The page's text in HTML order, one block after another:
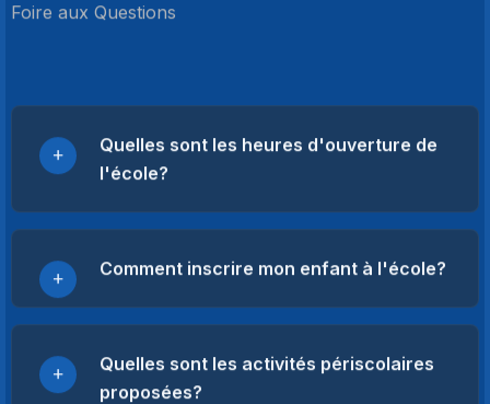
Foire aux Questions
Quelles sont les heures d'ouverture de
l'école?
Comment inscrire mon enfant à l'école?
Quelles sont les activités périscolaires
proposées?